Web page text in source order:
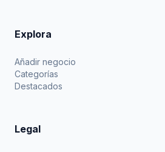
Explora
Añadir negocio
Categorías
Destacados
Legal